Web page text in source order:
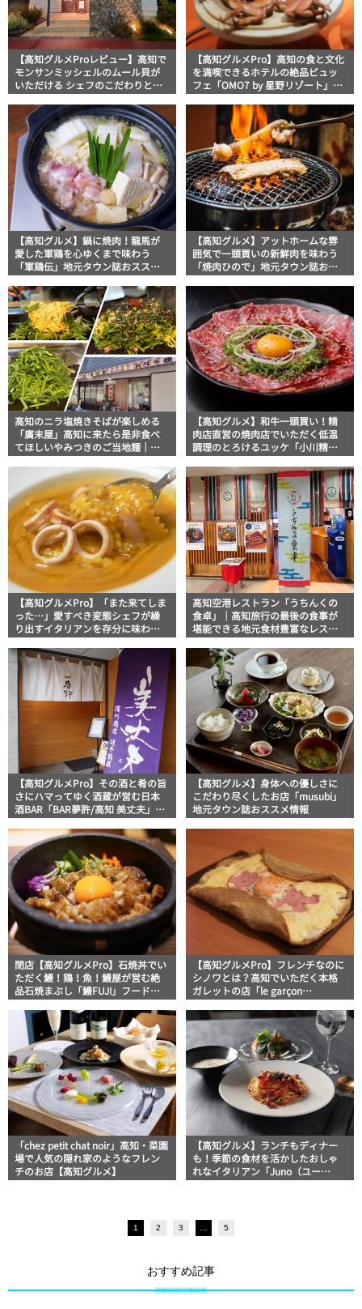
【高知グルメProレビュー】高知で
モンサンミッシェルのムール貝が
いただける シェフのこだわりと技
「Étonné エトネ」
【高知グルメPro】高知の食と文化
を満喫できるホテルの絶品ビュッ
フェ「OMO7 by 星野リゾート」フ
元の高知満腹日記
【高知グルメ】鍋に焼肉！龍馬が
愛した軍鶏を心ゆくまで味わう
「軍鶏伝」地元タウン誌おススメ
【高知グルメ】アットホームな雰
囲気で一頭買いの新鮮肉を味わう
「焼肉ひので」地元タウン誌おス
高知のニラ塩焼きそばが楽しめる
「廣末屋」高知に来たら是非食べ
てほしいやみつきのご当地麺｜フ
元の高知満腹日記【高知グルメ
Pro】
【高知グルメ】和牛一頭買い！精
肉店直営の焼肉店でいただく低温
調理のとろけるユッケ「小川精肉
【高知グルメPro】「また来てしま
った…」愛すべき変態シェフが繰
り出すイタリアンを存分に味わう
ドジャーナリスト・マッキー牧元
の高知満腹日記
高知空港レストラン「うちんくの
食卓」｜高知旅行の最後の食事が
堪能できる地元食材豊富なレスト
ッキー牧元の高知満腹日記【高知
グルメPro】
【高知グルメPro】その酒と肴の旨
さにハマってゆく酒蔵が営む日本
酒BAR「BAR夢許/高知 美丈夫」フ
腹日記
【高知グルメ】身体への優しさに
こだわり尽くしたお店「musubi」
地元タウン誌おススメ情報
閉店【高知グルメPro】石焼丼でい
ただく鰻！鶏！魚！鰻屋が営む絶
品石焼まぶし「鰻FUJI」フードジ
【高知グルメPro】フレンチなのに
シノワとは？高知でいただく本格
ガレットの店「le garçon
フードジャーナリストが行く高知
満腹日記
「chez petit chat noir」高知・菜園
場で人気の隠れ家のようなフレン
チのお店【高知グルメ】
【高知グルメ】ランチもディナー
も！季節の食材を活かしたおしゃ
れなイタリアン「Juno（ユー
1 2 3 5
おすすめ記事